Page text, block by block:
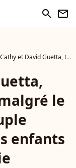
search newsletter
Cathy et David Guetta, toujours ensemble malgré le divorce : le couple inséparable avec ses enfants Elvis et Angie
le
enfants